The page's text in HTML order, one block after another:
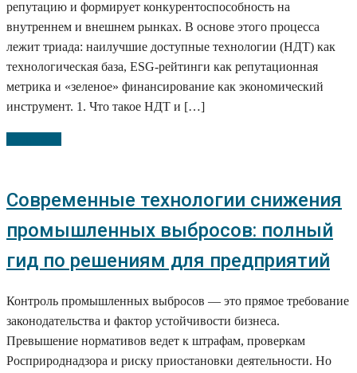
репутацию и формирует конкурентоспособность на
внутреннем и внешнем рынках. В основе этого процесса
лежит триада: наилучшие доступные технологии (НДТ) как
технологическая база, ESG-рейтинги как репутационная
метрика и «зеленое» финансирование как экономический
инструмент. 1. Что такое НДТ и […]
Современные технологии снижения
промышленных выбросов: полный
гид по решениям для предприятий
Контроль промышленных выбросов — это прямое требование
законодательства и фактор устойчивости бизнеса.
Превышение нормативов ведет к штрафам, проверкам
Росприроднадзора и риску приостановки деятельности. Но